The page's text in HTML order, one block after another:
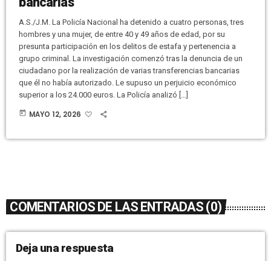
A.S./J.M. La Policía Nacional ha detenido a cuatro personas, tres
hombres y una mujer, de entre 40 y 49 años de edad, por su
presunta participación en los delitos de estafa y pertenencia a
grupo criminal. La investigación comenzó tras la denuncia de un
ciudadano por la realización de varias transferencias bancarias
que él no había autorizado. Le supuso un perjuicio económico
superior a los 24.000 euros. La Policía analizó […]
today MAYO 12, 2026
COMENTARIOS DE LAS ENTRADAS (0)
Deja una respuesta